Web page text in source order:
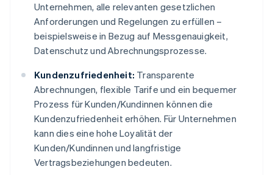
Unternehmen, alle relevanten gesetzlichen
Anforderungen und Regelungen zu erfüllen –
beispielsweise in Bezug auf Messgenauigkeit,
Datenschutz und Abrechnungsprozesse.
Kundenzufriedenheit: Transparente
Abrechnungen, flexible Tarife und ein bequemer
Prozess für Kunden/Kundinnen können die
Kundenzufriedenheit erhöhen. Für Unternehmen
kann dies eine hohe Loyalität der
Kunden/Kundinnen und langfristige
Vertragsbeziehungen bedeuten.